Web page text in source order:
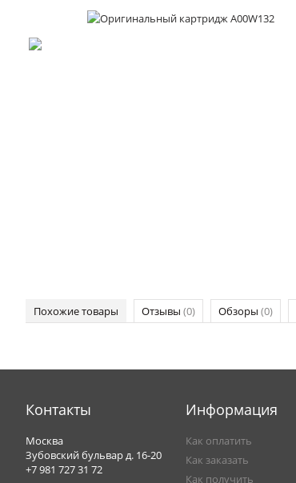
Ricoh
Похожие товары Отзывы (0) Обзоры (0)
Контакты
Москва
Зубовский бульвар д. 16-20
+7 981 727 31 72
Информация
Как оплатить
Как заказать
Как получить